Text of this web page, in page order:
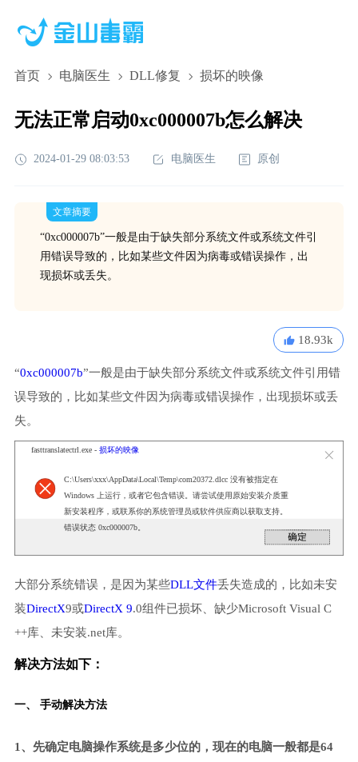
首页 电脑医生 DLL修复 损坏的映像
无法正常启动0xc000007b怎么解决
2024-01-29 08:03:53 电脑医生 原创
文章摘要
“0xc000007b”一般是由于缺失部分系统文件或系统文件引
用错误导致的，比如某些文件因为病毒或错误操作，出
现损坏或丢失。
18.93k
“0xc000007b”一般是由于缺失部分系统文件或系统文件引用错
误导致的，比如某些文件因为病毒或错误操作，出现损坏或丢
失。
fasttranslatectrl.exe - 损坏的映像
C:\Users\xxx\AppData\Local\Temp\com20372.dlcc 没有被指定在
Windows 上运行，或者它包含错误。请尝试使用原始安装介质重
新安装程序，或联系你的系统管理员或软件供应商以获取支持。
错误状态 0xc000007b。
大部分系统错误，是因为某些DLL文件丢失造成的，比如未安
装DirectX9或DirectX 9.0组件已损坏、缺少Microsoft Visual C
++库、未安装.net库。
解决方法如下：
一、 手动解决方法
1、先确定电脑操作系统是多少位的，现在的电脑一般都是64